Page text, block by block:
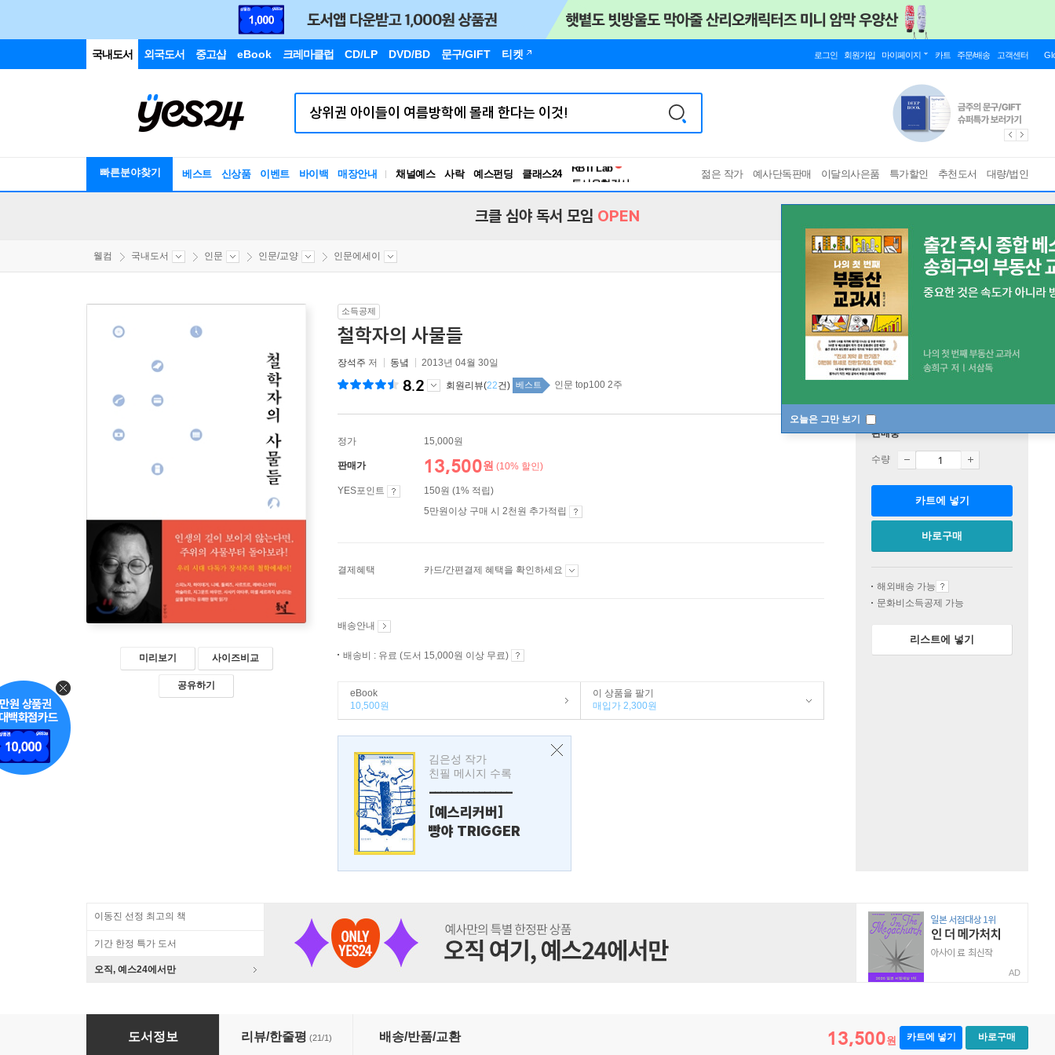
국내도서 외국도서 중고샵 eBook 크레마클럽 CD/LP DVD/BD 문구/GIFT 티켓 로그인 회원가입 마이페이지 카트 주문/배송 고객센터
빠른분야찾기 베스트 신상품 이벤트 바이백 매장안내 채널예스 사락 예스펀딩 클래스24
독서유형검사
젊은 작가 예사단독판매 이달의사은품 특가할인 추천도서 대량/법인
오늘은 그만 보기
크클 심야 독서 모임 OPEN
웰컴 국내도서 인문 인문/교양 인문에세이
미리보기 사이즈비교
공유하기
소득공제
철학자의 사물들
장석주 저 동녘 2013년 04월 30일
8.2 회원리뷰(22건) 베스트 인문 top100 2주
정가 15,000원
판매가 13,500원 (10% 할인)
YES포인트
150원 (1% 적립)
5만원이상 구매 시 2천원 추가적립
결제혜택 카드/간편결제 혜택을 확인하세요
배송안내
배송비 : 유료 (도서 15,000원 이상 무료)
eBook
10,500원
이 상품을 팔기
매입가 2,300원
김은성 작가
친필 메시지 수록
---------------
[예스리커버]
빵야 TRIGGER
판매중
수량
카트에 넣기
바로구매
해외배송 가능
문화비소득공제 가능
리스트에 넣기
이동진 선정 최고의 책
기간 한정 특가 도서
오직, 예스24에서만 AD
철학자의 사물들
도서정보 리뷰/한줄평 (21/1) 배송/반품/교환 13,500원 카트에 넣기 바로구매